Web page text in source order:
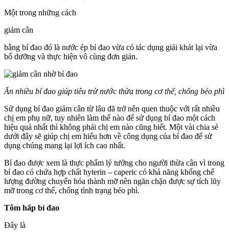
Một trong những cách
giảm cân
bằng bí đao đó là nước ép bí đao vừa có tác dụng giải khát lại vừa
bổ dưỡng và thực hiện vô cùng đơn giản.
Ăn nhiều bí đao giúp tiêu trừ nước thừa trong cơ thể, chống béo phì
Sử dụng bí đao giảm cân từ lâu đã trở nên quen thuộc với rất nhiều
chị em phụ nữ, tuy nhiên làm thế nào để sử dụng bí đao một cách
hiệu quả nhất thì không phải chị em nào cũng biết. Một vài chia sẻ
dưới đây sẽ giúp chị em hiểu hơn về công dụng của bí đao để sử
dụng chúng mang lại lợi ích cao nhất.
Bí đao được xem là thực phẩm lý tưởng cho người thừa cân vì trong
bí đao có chứa hợp chất hyterin – caperic có khả năng khống chế
lượng đường chuyển hóa thành mỡ nên ngăn chặn được sự tích lũy
mỡ trong cơ thể, chống tình trạng béo phì.
Tôm hấp bí đao
Đây là